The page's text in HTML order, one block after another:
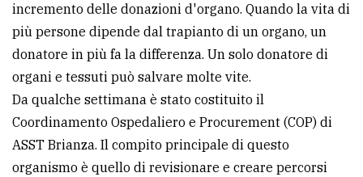
PRIVACY
Privacy
policy
Cookie
policy
incremento delle donazioni d'organo. Quando la vita di
più persone dipende dal trapianto di un organo, un
donatore in più fa la differenza. Un solo donatore di
organi e tessuti può salvare molte vite.
Da qualche settimana è stato costituito il
Coordinamento Ospedaliero e Procurement (COP) di
ASST Brianza. Il compito principale di questo
organismo è quello di revisionare e creare percorsi